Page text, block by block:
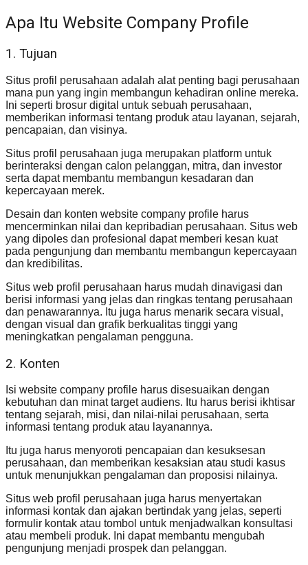
Apa Itu Website Company Profile
1. Tujuan
Situs profil perusahaan adalah alat penting bagi perusahaan
mana pun yang ingin membangun kehadiran online mereka.
Ini seperti brosur digital untuk sebuah perusahaan,
memberikan informasi tentang produk atau layanan, sejarah,
pencapaian, dan visinya.
Situs profil perusahaan juga merupakan platform untuk
berinteraksi dengan calon pelanggan, mitra, dan investor
serta dapat membantu membangun kesadaran dan
kepercayaan merek.
Desain dan konten website company profile harus
mencerminkan nilai dan kepribadian perusahaan. Situs web
yang dipoles dan profesional dapat memberi kesan kuat
pada pengunjung dan membantu membangun kepercayaan
dan kredibilitas.
Situs web profil perusahaan harus mudah dinavigasi dan
berisi informasi yang jelas dan ringkas tentang perusahaan
dan penawarannya. Itu juga harus menarik secara visual,
dengan visual dan grafik berkualitas tinggi yang
meningkatkan pengalaman pengguna.
2. Konten
Isi website company profile harus disesuaikan dengan
kebutuhan dan minat target audiens. Itu harus berisi ikhtisar
tentang sejarah, misi, dan nilai-nilai perusahaan, serta
informasi tentang produk atau layanannya.
Itu juga harus menyoroti pencapaian dan kesuksesan
perusahaan, dan memberikan kesaksian atau studi kasus
untuk menunjukkan pengalaman dan proposisi nilainya.
Situs web profil perusahaan juga harus menyertakan
informasi kontak dan ajakan bertindak yang jelas, seperti
formulir kontak atau tombol untuk menjadwalkan konsultasi
atau membeli produk. Ini dapat membantu mengubah
pengunjung menjadi prospek dan pelanggan.